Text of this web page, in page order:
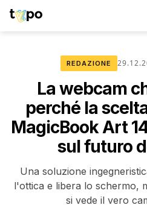
REDAZIONE
La webcam
perché la
MagicBook Art
sul futuro
Una soluzione
l'ottica e libera lo schermo,
si vede il vero